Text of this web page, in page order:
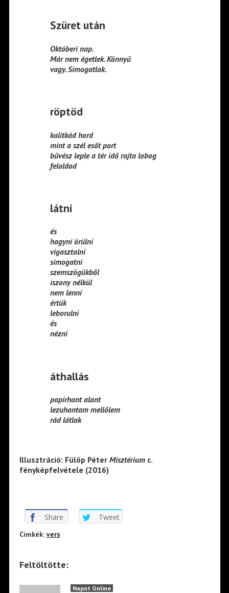
Szüret után
Októberi nap.
Már nem égetlek. Könnyű
vagy. Simogatlak.
röptöd
kalitkád hord
mint a szél esőt port
bűvész leple a tér idő rajta lobog
feloldod
látni
és
hagyni örülni
vigasztalni
simogatni
szemszögükből
iszony nélkül
nem lenni
értük
leborulni
és
nézni
áthallás
papírhant alant
lezuhantam mellőlem
rád látlak
Illusztráció: Fülöp Péter Misztériumc.
fényképfelvétele (2016)
Share Tweet
Cimkék: vers
Feltöltötte:
Napút Online